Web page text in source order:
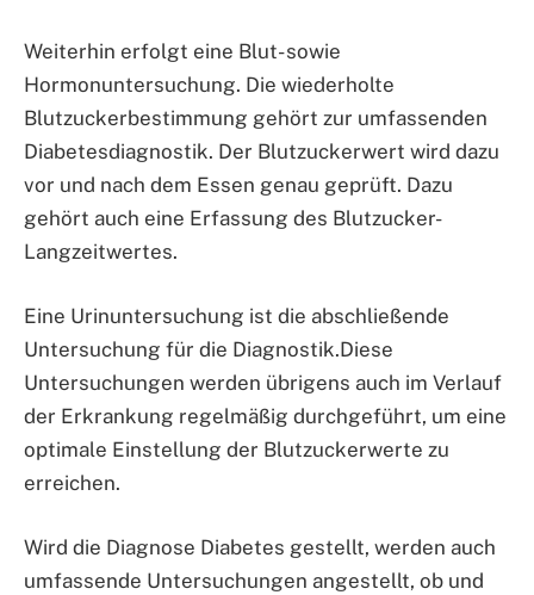
Weiterhin erfolgt eine Blut- sowie
Hormonuntersuchung. Die wiederholte
Blutzuckerbestimmung gehört zur umfassenden
Diabetesdiagnostik. Der Blutzuckerwert wird dazu
vor und nach dem Essen genau geprüft. Dazu
gehört auch eine Erfassung des Blutzucker-
Langzeitwertes.
Eine Urinuntersuchung ist die abschließende
Untersuchung für die Diagnostik.Diese
Untersuchungen werden übrigens auch im Verlauf
der Erkrankung regelmäßig durchgeführt, um eine
optimale Einstellung der Blutzuckerwerte zu
erreichen.
Wird die Diagnose Diabetes gestellt, werden auch
umfassende Untersuchungen angestellt, ob und